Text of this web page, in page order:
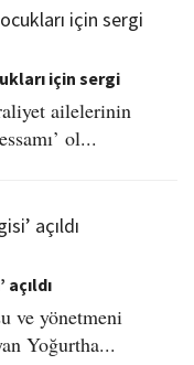
için sergi
ailelerinin
ol...
açıldı
ve yönetmeni
Yoğurtha...